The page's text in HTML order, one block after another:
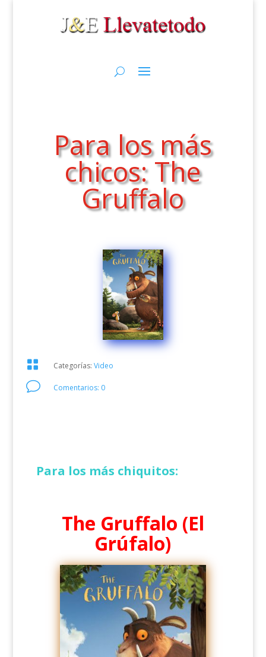
Para los más
chicos: The
Gruffalo
 Categorías: Video
v Comentarios: 0
Para los más chiquitos:
The Gruffalo (El
Grúfalo)